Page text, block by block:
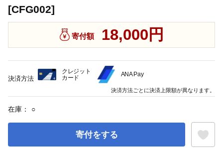
[CFG002]
寄付額 18,000円
在庫： ○
寄付をする
決済方法
クレジット
カード
ANA Pay
決済方法ごとに決済上限額が異なります。